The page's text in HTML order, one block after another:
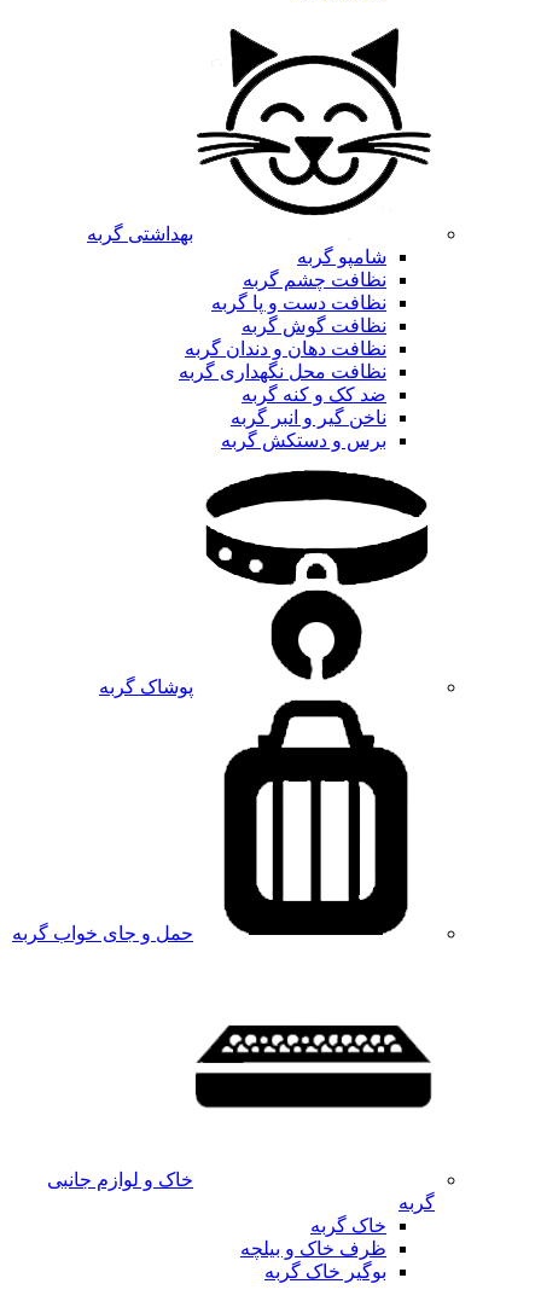
بهداشتی گربه
شامپو گربه
نظافت چشم گربه
نظافت دست و پا گربه
نظافت گوش گربه
نظافت دهان و دندان گربه
نظافت محل نگهداری گربه
ضد کک و کنه گربه
ناخن گیر و انبر گربه
برس و دستکش گربه
پوشاک گربه
حمل و جای خواب گربه
خاک و لوازم جانبی
گربه
خاک گربه
ظرف خاک و بیلچه
بوگیر خاک گربه